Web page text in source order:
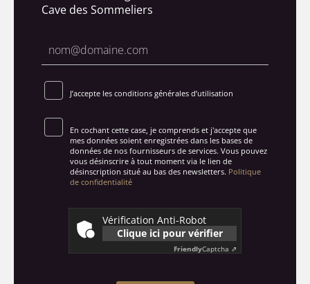
Cave des Sommeliers
J’accepte les conditions générales d’utilisation
En cochant cette case, je comprends et j'accepte que
mes données soient enregistrées dans les bases de
données de nos fournisseurs de services. Vous pouvez
vous désinscrire à tout moment via le lien de
désinscription situé au bas des newsletters. Politique
de confidentialité
Vérification Anti-Robot
Clique ici pour vérifier
FriendlyCaptcha ⇗